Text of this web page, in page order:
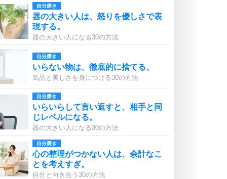
自分磨き
器の大きい人は、怒りを優しさで表
現する。
器の大きい人になる30の方法
自分磨き
いらない物は、徹底的に捨てる。
気品と美しさを身につける30の方法
自分磨き
いらいらして言い返すと、相手と同
じレベルになる。
器の大きい人になる30の方法
自分磨き
心の整理がつかない人は、余計なこ
とを考えすぎ。
自分と向き合う30の方法